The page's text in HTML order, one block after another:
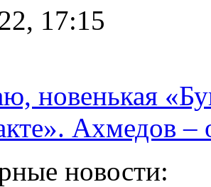
17:15
новенькая
Ахмедов
новости: